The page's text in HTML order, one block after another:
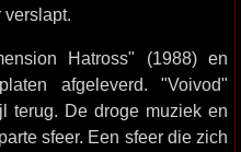
Hatross" (1988) en
afgeleverd. "Voivod"
terug. De droge muziek en
sfeer. Een sfeer die zich